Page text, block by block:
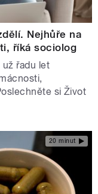
Nejhůře na
říká sociolog
už řadu let
si Život
20 minut